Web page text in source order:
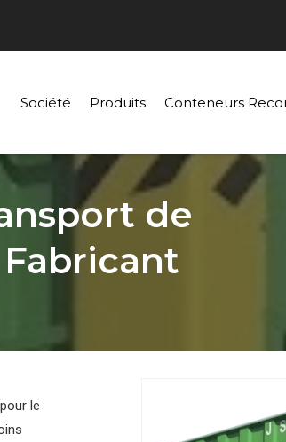
Société Produits Conteneurs
de
le